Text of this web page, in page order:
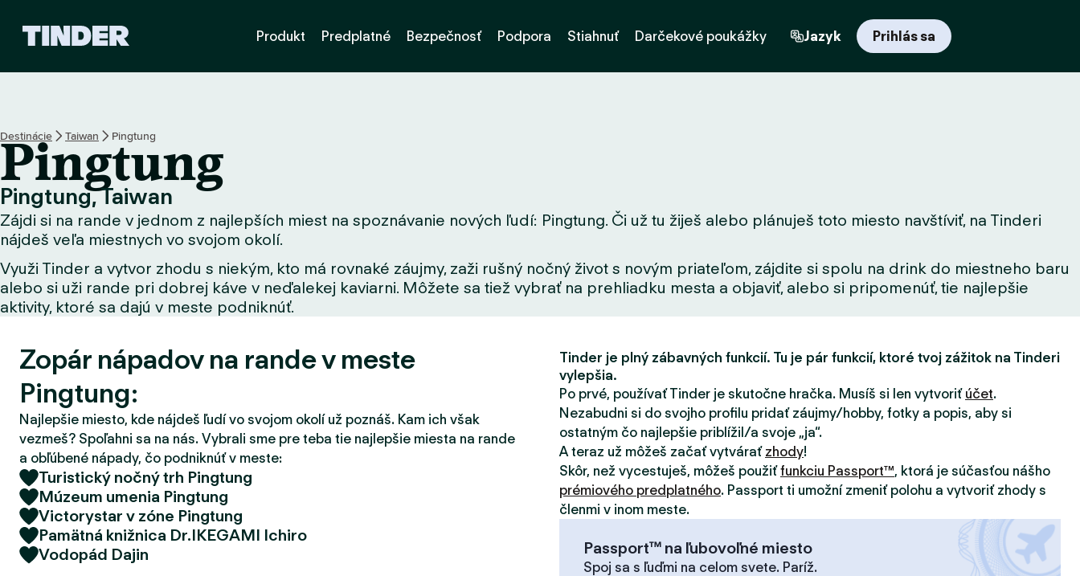
k
á
b
r
a
z
o
v
k
a
T
n
d
e
r
Produkt Predplatné Bezpečnosť Podpora Stiahnuť Darčekové poukážky Jazyk Prihlás sa
Destinácie Taiwan Pingtung
Pingtung
Pingtung, Taiwan
Zájdi si na rande v jednom z najlepších miest na spoznávanie nových ľudí: Pingtung. Či už tu žiješ alebo plánuješ toto miesto navštíviť, na Tinderi
nájdeš veľa miestnych vo svojom okolí.
Využi Tinder a vytvor zhodu s niekým, kto má rovnaké záujmy, zaži rušný nočný život s novým priateľom, zájdite si spolu na drink do miestneho baru
alebo si uži rande pri dobrej káve v neďalekej kaviarni. Môžete sa tiež vybrať na prehliadku mesta a objaviť, alebo si pripomenúť, tie najlepšie
aktivity, ktoré sa dajú v meste podniknúť.
Zopár nápadov na rande v meste
Pingtung:
Najlepšie miesto, kde nájdeš ľudí vo svojom okolí už poznáš. Kam ich však
vezmeš? Spoľahni sa na nás. Vybrali sme pre teba tie najlepšie miesta na rande
a obľúbené nápady, čo podniknúť v meste:
Turistický nočný trh Pingtung
Múzeum umenia Pingtung
Victorystar v zóne Pingtung
Pamätná knižnica Dr.IKEGAMI Ichiro
Vodopád Dajin
Tinder je plný zábavných funkcií. Tu je pár funkcií, ktoré tvoj zážitok na Tinderi
vylepšia.
Po prvé, používať Tinder je skutočne hračka. Musíš si len vytvoriť účet.
Nezabudni si do svojho profilu pridať záujmy/hobby, fotky a popis, aby si
ostatným čo najlepšie priblížil/a svoje „ja“.
A teraz už môžeš začať vytvárať zhody!
Skôr, než vycestuješ, môžeš použiťfunkciu Passport™, ktorá je súčasťou nášho
prémiového predplatného. Passport ti umožní zmeniť polohu a vytvoriť zhody s
členmi v inom meste.
Passport™ na ľubovoľné miesto
Spoj sa s ľuďmi na celom svete. Paríž.